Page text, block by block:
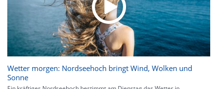
Wetter morgen: Nordseehoch bringt Wind, Wolken und
Sonne